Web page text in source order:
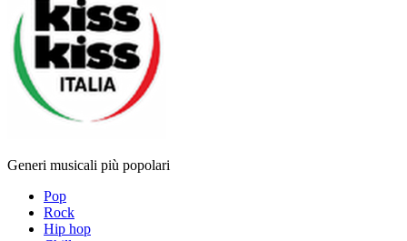
Generi musicali più popolari
Pop
Rock
Hip hop